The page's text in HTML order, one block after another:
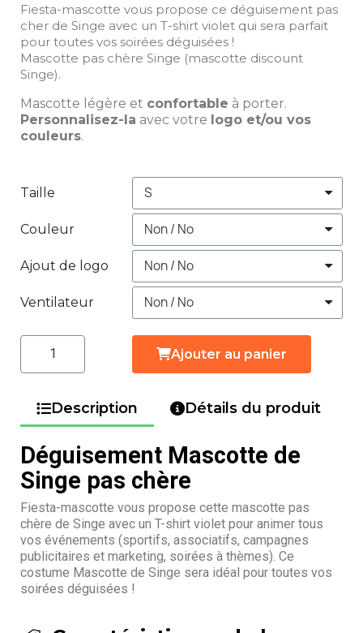
Fiesta-mascotte vous propose ce déguisement pas
cher de Singe avec un T-shirt violet qui sera parfait
pour toutes vos soirées déguisées !
Mascotte pas chère Singe (mascotte discount
Singe).
Mascotte légère et confortable à porter.
Personnalisez-la avec votre logo et/ou vos
couleurs.
Taille
Couleur
Ajout de logo
Ventilateur
Ajouter au panier
Description Détails du produit
Déguisement Mascotte de
Singe pas chère
Fiesta-mascotte vous propose cette mascotte pas
chère de Singe avec un T-shirt violet pour animer tous
vos événements (sportifs, associatifs, campagnes
publicitaires et marketing, soirées à thèmes). Ce
costume Mascotte de Singe sera idéal pour toutes vos
soirées déguisées !